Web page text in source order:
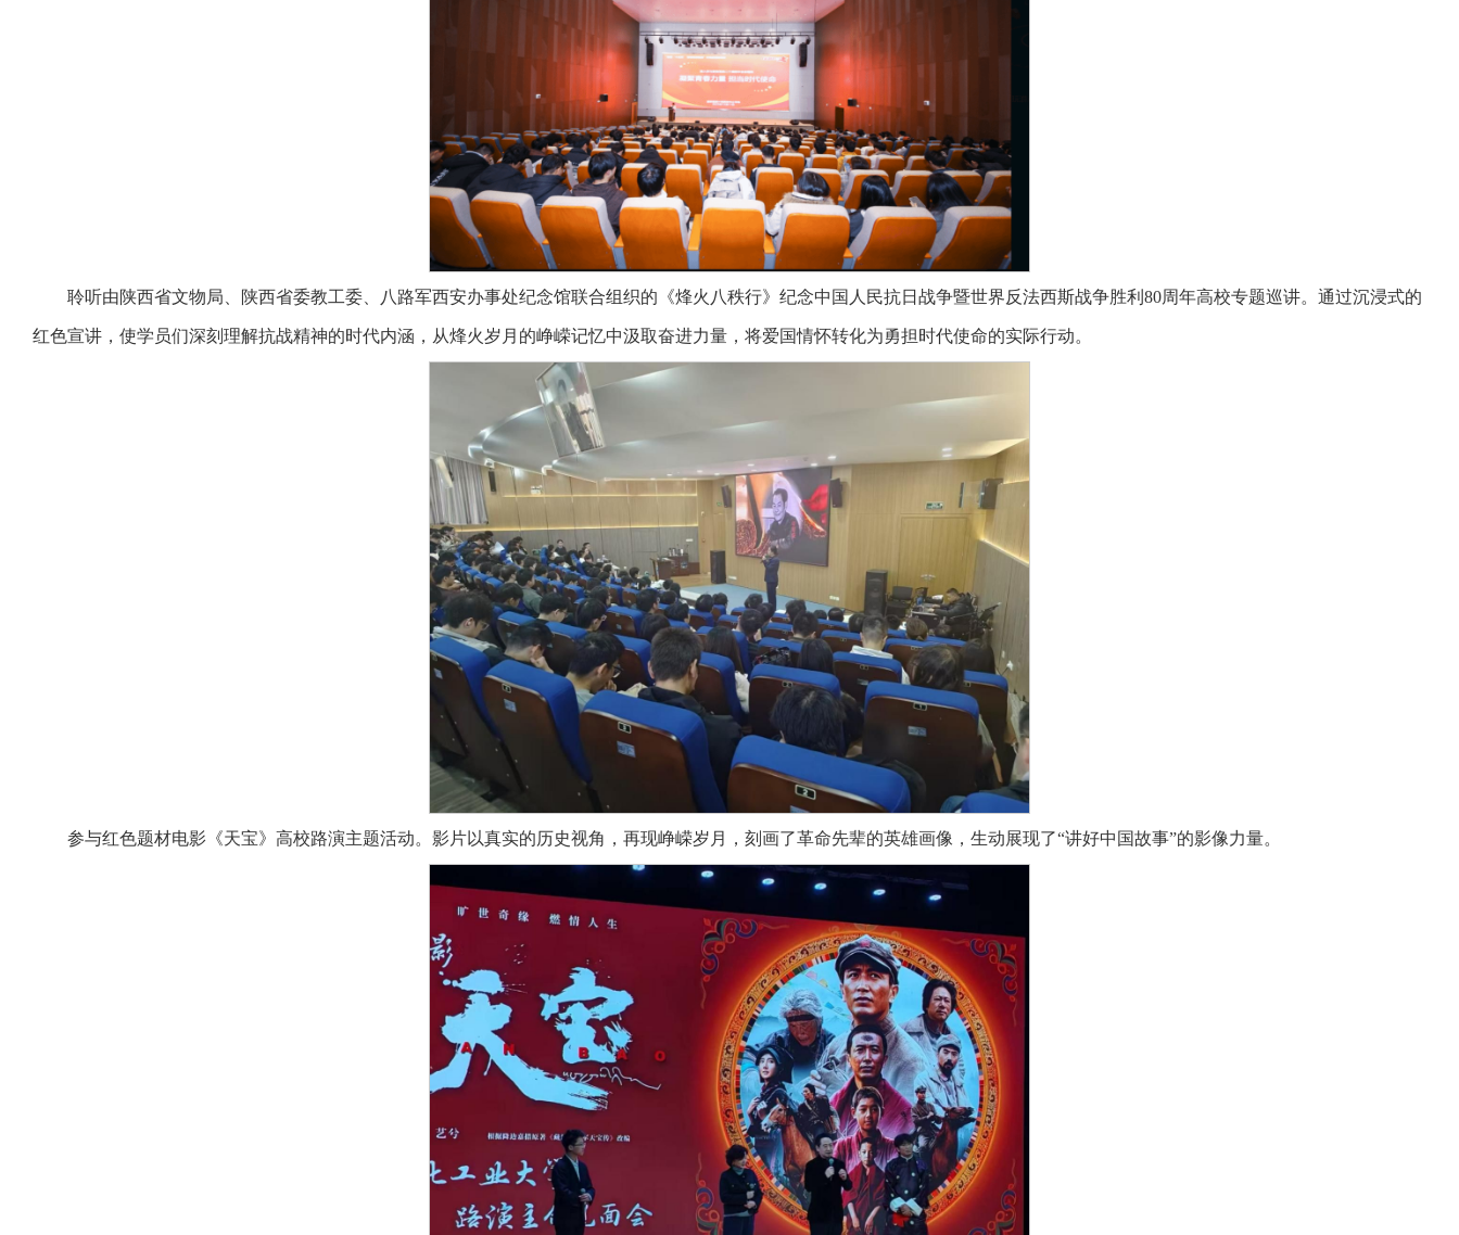
聆听由陕西省文物局、陕西省委教工委、八路军西安办事处纪念馆联合组织的《烽火八秩行》纪念中国人民抗日战争暨世界反法西斯战争胜利80周年高校专题巡讲。通过沉浸式的
红色宣讲，使学员们深刻理解抗战精神的时代内涵，从烽火岁月的峥嵘记忆中汲取奋进力量，将爱国情怀转化为勇担时代使命的实际行动。
参与红色题材电影《天宝》高校路演主题活动。影片以真实的历史视角，再现峥嵘岁月，刻画了革命先辈的英雄画像，生动展现了“讲好中国故事”的影像力量。